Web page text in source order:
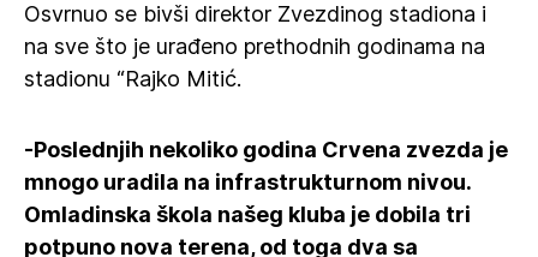
Osvrnuo se bivši direktor Zvezdinog stadiona i
na sve što je urađeno prethodnih godinama na
stadionu “Rajko Mitić.
-Poslednjih nekoliko godina Crvena zvezda je
mnogo uradila na infrastrukturnom nivou.
Omladinska škola našeg kluba je dobila tri
potpuno nova terena, od toga dva sa